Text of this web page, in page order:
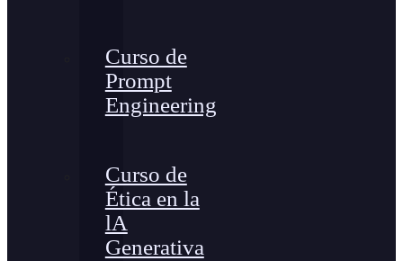
Curso de
Prompt
Engineering
Curso de
Ética en la
lA
Generativa